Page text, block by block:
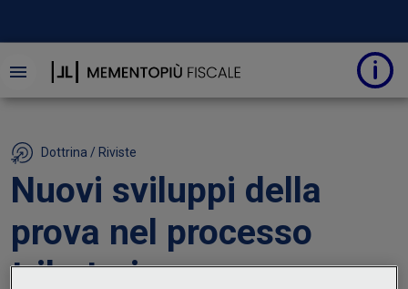
Dottrina / Riviste
Nuovi sviluppi della
prova nel processo
tributario